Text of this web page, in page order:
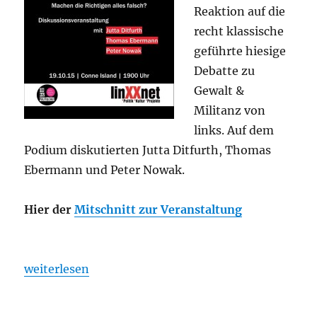
Reaktion auf die
recht klassische
geführte hiesige
Debatte zu
Gewalt &
Militanz von
links. Auf dem
Podium diskutierten Jutta Ditfurth, Thomas
Ebermann und Peter Nowak.
Hier derMitschnitt zur Veranstaltung
„Mitschnitt: Gewalt, Militanz und
weiterlesen